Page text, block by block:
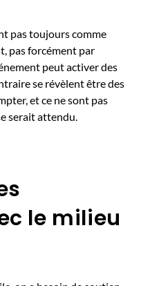
pas toujours comme
pas forcément par
peut activer des
se révèlent être des
et ce ne sont pas
serait attendu.
le milieu